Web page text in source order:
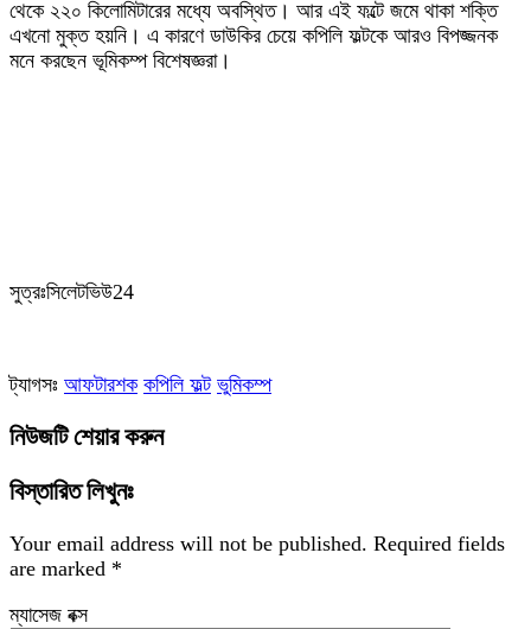
থেকে ২২০ কিলোমিটারের মধ্যে অবস্থিত। আর এই ফল্টে জমে থাকা শক্তি
এখনো মুক্ত হয়নি। এ কারণে ডাউকির চেয়ে কপিলি ফল্টকে আরও বিপজ্জনক
মনে করছেন ভূমিকম্প বিশেষজ্ঞরা।
‎সুত্রঃসিলেটভিউ24
ট্যাগসঃ আফটারশক কপিলি ফল্ট ভুমিকম্প
নিউজটি শেয়ার করুন
বিস্তারিত লিখুনঃ
Your email address will not be published. Required fields
are marked *
ম্যাসেজ বক্স